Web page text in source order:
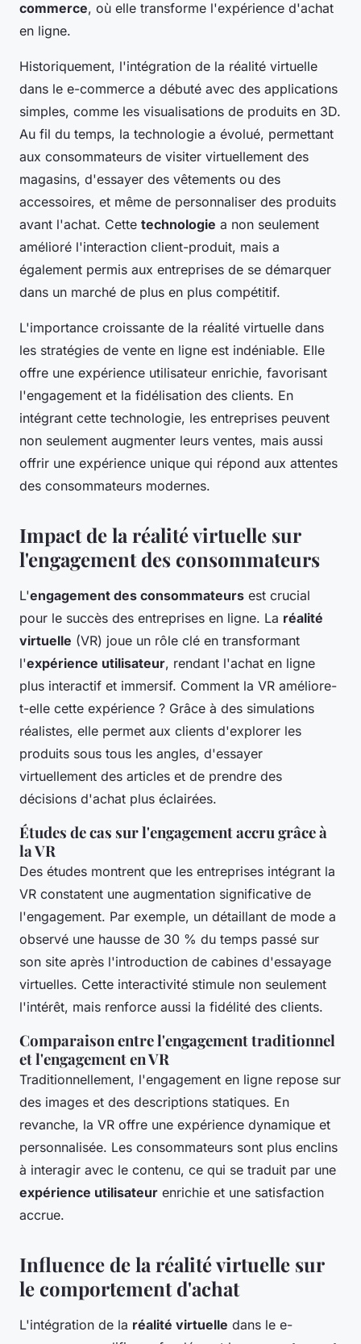
commerce, où elle transforme l'expérience d'achat
en ligne.
Historiquement, l'intégration de la réalité virtuelle
dans le e-commerce a débuté avec des applications
simples, comme les visualisations de produits en 3D.
Au fil du temps, la technologie a évolué, permettant
aux consommateurs de visiter virtuellement des
magasins, d'essayer des vêtements ou des
accessoires, et même de personnaliser des produits
avant l'achat. Cette technologie a non seulement
amélioré l'interaction client-produit, mais a
également permis aux entreprises de se démarquer
dans un marché de plus en plus compétitif.
L'importance croissante de la réalité virtuelle dans
les stratégies de vente en ligne est indéniable. Elle
offre une expérience utilisateur enrichie, favorisant
l'engagement et la fidélisation des clients. En
intégrant cette technologie, les entreprises peuvent
non seulement augmenter leurs ventes, mais aussi
offrir une expérience unique qui répond aux attentes
des consommateurs modernes.
Impact de la réalité virtuelle sur
l'engagement des consommateurs
L'engagement des consommateurs est crucial
pour le succès des entreprises en ligne. La réalité
virtuelle (VR) joue un rôle clé en transformant
l'expérience utilisateur, rendant l'achat en ligne
plus interactif et immersif. Comment la VR améliore-
t-elle cette expérience ? Grâce à des simulations
réalistes, elle permet aux clients d'explorer les
produits sous tous les angles, d'essayer
virtuellement des articles et de prendre des
décisions d'achat plus éclairées.
Études de cas sur l'engagement accru grâce à
la VR
Des études montrent que les entreprises intégrant la
VR constatent une augmentation significative de
l'engagement. Par exemple, un détaillant de mode a
observé une hausse de 30 % du temps passé sur
son site après l'introduction de cabines d'essayage
virtuelles. Cette interactivité stimule non seulement
l'intérêt, mais renforce aussi la fidélité des clients.
Comparaison entre l'engagement traditionnel
et l'engagement en VR
Traditionnellement, l'engagement en ligne repose sur
des images et des descriptions statiques. En
revanche, la VR offre une expérience dynamique et
personnalisée. Les consommateurs sont plus enclins
à interagir avec le contenu, ce qui se traduit par une
expérience utilisateur enrichie et une satisfaction
accrue.
Influence de la réalité virtuelle sur
le comportement d'achat
L'intégration de la réalité virtuelle dans le e-